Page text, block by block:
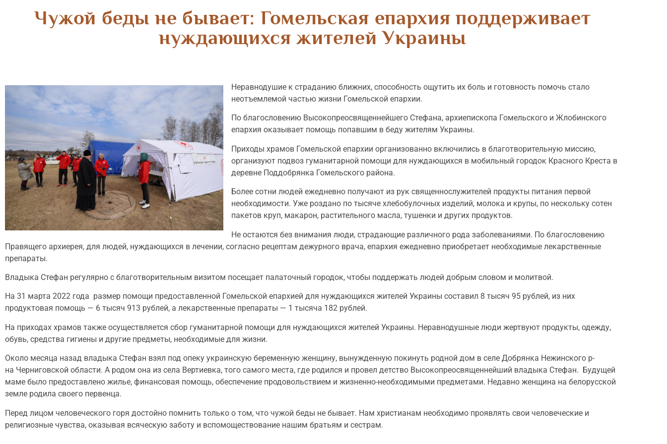
Чужой беды не бывает: Гомельская епархия поддерживает
нуждающихся жителей Украины
Неравнодушие к страданию ближних, способность ощутить их боль и готовность помочь стало
неотъемлемой частью жизни Гомельской епархии.
По благословению Высокопреосвященнейшего Стефана, архиепископа Гомельского и Жлобинского
епархия оказывает помощь попавшим в беду жителям Украины.
Приходы храмов Гомельской епархии организованно включились в благотворительную миссию,
организуют подвоз гуманитарной помощи для нуждающихся в мобильный городок Красного Креста в
деревне Поддобрянка Гомельского района.
Более сотни людей ежедневно получают из рук священнослужителей продукты питания первой
необходимости. Уже роздано по тысяче хлебобулочных изделий, молока и крупы, по нескольку сотен
пакетов круп, макарон, растительного масла, тушенки и других продуктов.
Не остаются без внимания люди, страдающие различного рода заболеваниями. По благословению
Правящего архиерея, для людей, нуждающихся в лечении, согласно рецептам дежурного врача, епархия ежедневно приобретает необходимые лекарственные
препараты.
Владыка Стефан регулярно с благотворительным визитом посещает палаточный городок, чтобы поддержать людей добрым словом и молитвой.
На 31 марта 2022 года размер помощи предоставленной Гомельской епархией для нуждающихся жителей Украины составил 8 тысяч 95 рублей, из них
продуктовая помощь — 6 тысяч 913 рублей, а лекарственные препараты — 1 тысяча 182 рублей.
На приходах храмов также осуществляется сбор гуманитарной помощи для нуждающихся жителей Украины. Неравнодушные люди жертвуют продукты, одежду,
обувь, средства гигиены и другие предметы, необходимые для жизни.
Около месяца назад владыка Стефан взял под опеку украинскую беременную женщину, вынужденную покинуть родной дом в селе Добрянка Нежинского р-
на Черниговской области. А родом она из села Вертиевка, того самого места, где родился и провел детство Высокопреосвященнейший владыка Стефан. Будущей
маме было предоставлено жилье, финансовая помощь, обеспечение продовольствием и жизненно-необходимыми предметами. Недавно женщина на белорусской
земле родила своего первенца.
Перед лицом человеческого горя достойно помнить только о том, что чужой беды не бывает. Нам христианам необходимо проявлять свои человеческие и
религиозные чувства, оказывая всяческую заботу и вспомоществование нашим братьям и сестрам.